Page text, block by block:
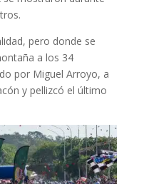
pero donde se
a los 34
por Miguel Arroyo, a
y pellizcó el último